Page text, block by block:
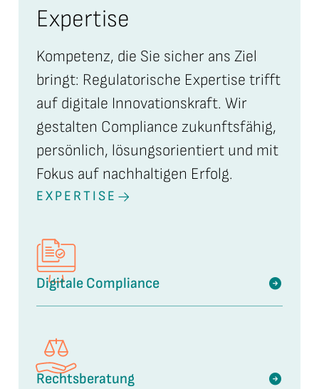
Expertise
Kompetenz, die Sie sicher ans Ziel
bringt: Regulatorische Expertise trifft
auf digitale Innovationskraft. Wir
gestalten Compliance zukunftsfähig,
persönlich, lösungsorientiert und mit
Fokus auf nachhaltigen Erfolg.
EXPERTISE
Digitale Compliance
Rechtsberatung